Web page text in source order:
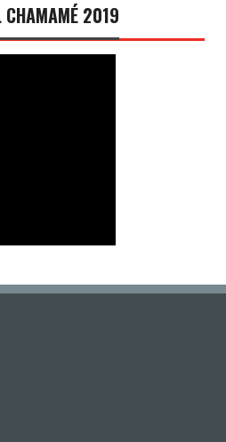
CHAMAMÉ 2019